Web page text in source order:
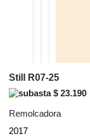
Still R07-25
$ 23.190
Remolcadora
2017